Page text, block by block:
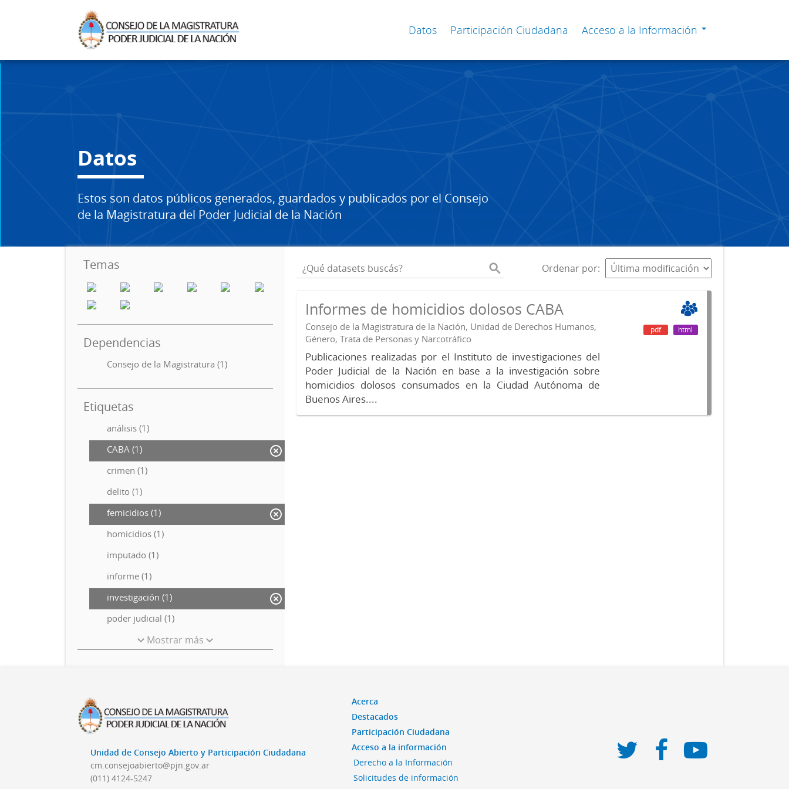
Datos Participación Ciudadana Acceso a la Información
Datos
Estos son datos públicos generados, guardados y publicados por el Consejo
de la Magistratura del Poder Judicial de la Nación
Temas
Dependencias
Consejo de la Magistratura (1)
Etiquetas
análisis (1)
CABA (1)
crimen (1)
delito (1)
femicidios (1)
homicidios (1)
imputado (1)
informe (1)
investigación (1)
poder judicial (1)
Mostrar más
Ordenar por
Informes de homicidios dolosos CABA
Consejo de la Magistratura de la Nación, Unidad de Derechos Humanos,
Género, Trata de Personas y Narcotráfico
Publicaciones realizadas por el Instituto de investigaciones del
Poder Judicial de la Nación en base a la investigación sobre
homicidios dolosos consumados en la Ciudad Autónoma de
Buenos Aires....
pdf html
Unidad de Consejo Abierto y Participación Ciudadana
cm.consejoabierto@pjn.gov.ar
(011) 4124-5247
Acerca
Destacados
Participación Ciudadana
Acceso a la información
Derecho a la Información
Solicitudes de información